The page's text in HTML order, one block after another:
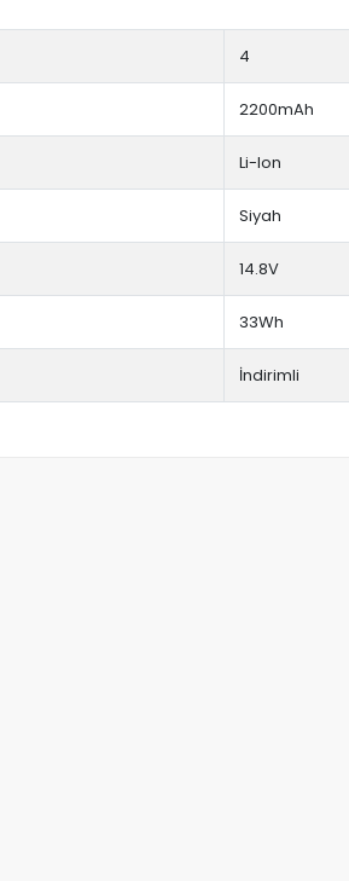
4
2200mAh
Li-Ion
Siyah
14.8V
33Wh
İndirimli